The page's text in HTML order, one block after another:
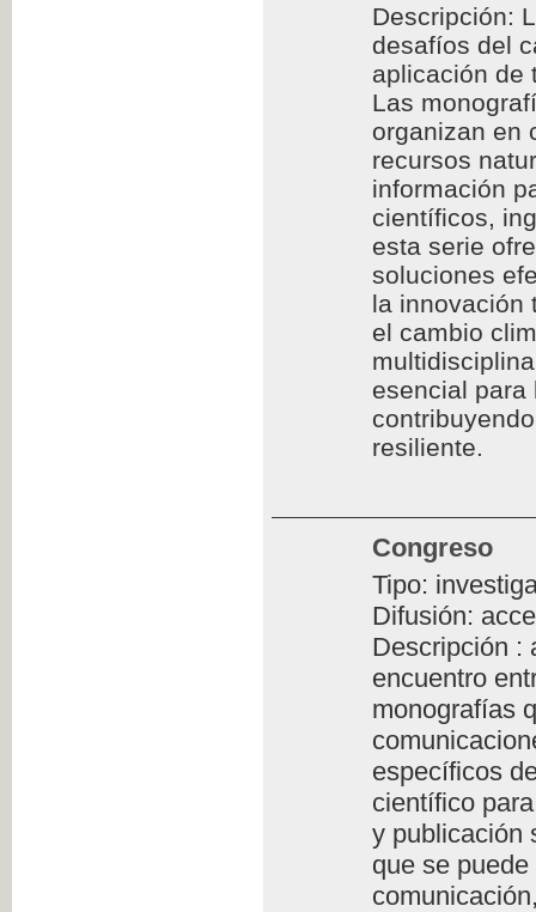
Descripción:
desafíos del
aplicación de
Las
organizan en
recursos
información
científicos,
esta serie
soluciones
la innovación
el cambio
esencial para
resiliente.
Congreso
Tipo:
Difusión:
Descripción :
encuentro
monografías
específicos
científico
y publicación
que se